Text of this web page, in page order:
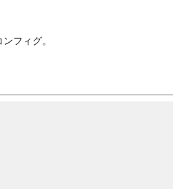
フィグ。